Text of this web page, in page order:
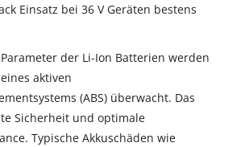
Einsatz bei 36 V Geräten bestens
der Li-Ion Batterien werden
aktiven
(ABS) überwacht. Das
Sicherheit und optimale
Typische Akkuschäden wie